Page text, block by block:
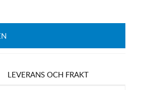
LEVERANS OCH FRAKT